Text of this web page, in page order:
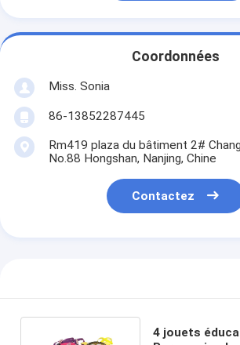
Coordonnées
Miss. Sonia
86-13852287445
Rm419 plaza du bâtiment 2#
No.88 Hongshan, Nanjing, Chine
Contactez
4 jouets